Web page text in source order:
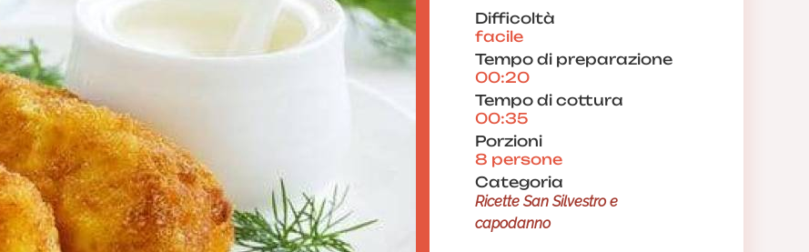
Difficoltà
facile
Tempo di preparazione
00:20
Tempo di cottura
00:35
Porzioni
8 persone
Categoria
Ricette San Silvestro e
capodanno